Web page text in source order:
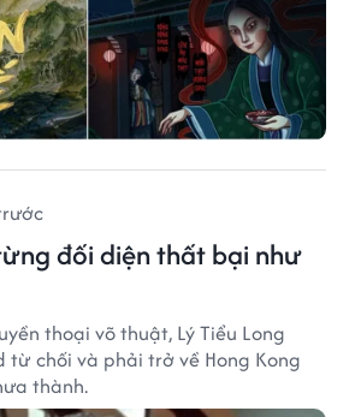
đối diện thất bại như
thoại võ thuật, Lý Tiểu Long
chối và phải trở về Hong Kong
thành.